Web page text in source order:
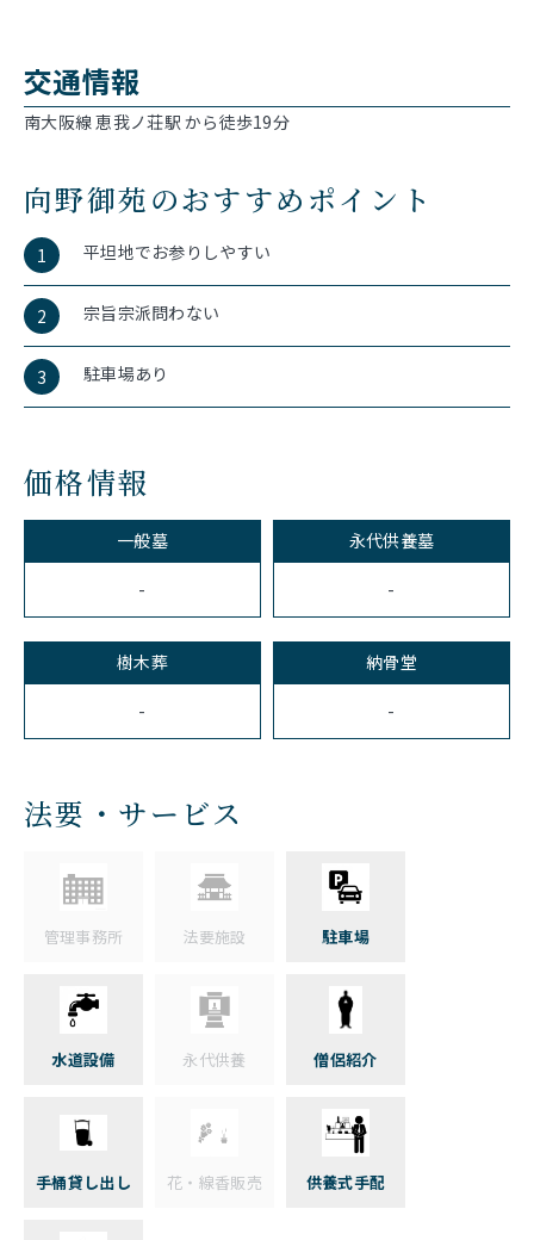
交通情報
南大阪線 恵我ノ荘駅 から徒歩19分
向野御苑のおすすめポイント
1 平坦地でお参りしやすい
2 宗旨宗派問わない
3 駐車場あり
価格情報
一般墓
-
永代供養墓
-
樹木葬
-
納骨堂
-
法要・サービス
管理事務所 法要施設 駐車場
水道設備 永代供養 僧侶紹介
手桶貸し出し 花・線香販売 供養式手配